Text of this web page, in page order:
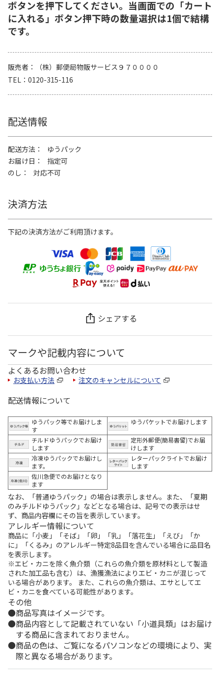
ボタンを押下してください。当画面での「カート
に入れる」ボタン押下時の数量選択は1個で結構
です。
販売者
（株）郵便局物販サービス９７００００
TEL
0120-315-116
配送情報
配送方法
ゆうパック
お届け日
指定可
のし
対応不可
決済方法
下記の決済方法がご利用頂けます。
シェアする
マークや記載内容について
よくあるお問い合わせ
お支払い方法 注文のキャンセルについて
配送情報について
ゆうパック等でお届けしま
す
ゆうパケットでお届けします
チルドゆうパックでお届け
します
定形外郵便(簡易書留)でお届
けします
冷凍ゆうパックでお届けし
ます。
レターパックライトでお届け
します
佐川急便でのお届けとなり
ます
なお、「普通ゆうパック」の場合は表示しません。また、「夏期
のみチルドゆうパック」などとなる場合は、記号での表示はせ
ず、商品内容欄にその旨を表示しています。
アレルギー情報について
商品に「小麦」「そば」「卵」「乳」「落花生」「えび」「か
に」「くるみ」のアレルギー特定8品目を含んでいる場合に品目名
を表示します。
※エビ・カニを除く魚介類（これらの魚介類を原材料として製造
された加工品も含む）は、漁獲漁法によりエビ・カニが混じって
いる場合があります。 また、これらの魚介類は、エサとしてエ
ビ・カニを食べている可能性があります。
その他
商品写真はイメージです。
商品内容として記載されていない「小道具類」はお届け
する商品に含まれておりません。
商品の色は、ご覧になるパソコンなどの環境により、実
際と異なる場合があります。